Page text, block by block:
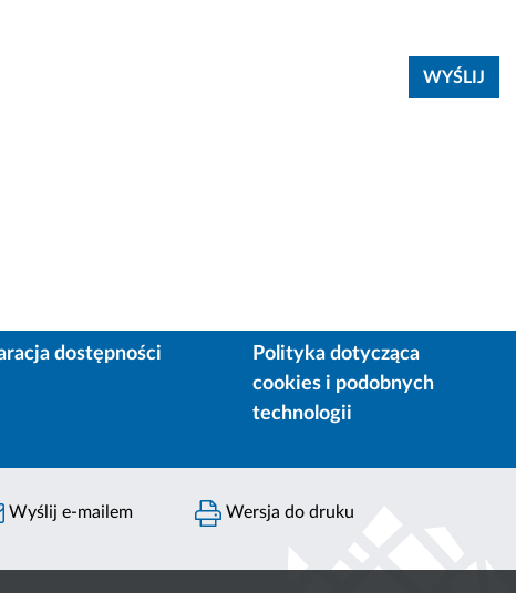
dostępności
Polityka dotycząca
cookies i podobnych
technologii
Wyślij e-mailem Wersja do druku